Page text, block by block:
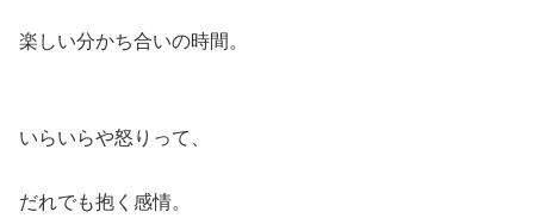
楽しい分かち合いの時間。
いらいらや怒りって、
だれでも抱く感情。